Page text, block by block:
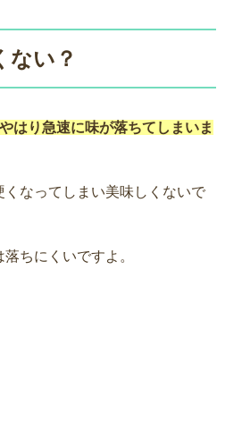
ない？
はり急速に味が落ちてしまいま
なってしまい美味しくないで
ちにくいですよ。